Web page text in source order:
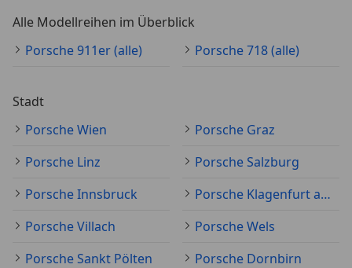
Alle Modellreihen im Überblick
Porsche 911er (alle)
Porsche 718 (alle)
Stadt
Porsche Wien
Porsche Graz
Porsche Linz
Porsche Salzburg
Porsche Innsbruck
Porsche Klagenfurt am Wörthersee
Porsche Villach
Porsche Wels
Porsche Sankt Pölten
Porsche Dornbirn